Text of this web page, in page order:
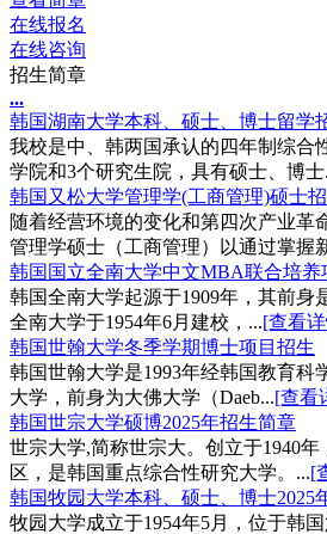
在线报名
在线咨询
招生简章
...
韩国湖南大学本科、硕士、博士留学
我校是中、韩两国承认的四年制综合
学院和3个研究生院，具有硕士、博士
韩国又松大学管理学(工商管理)硕士
随着经营环境的变化和第四次产业革
管理学硕士（工商管理）以通过掌握
韩国国立全南大学中文MBA联合培养
韩国全南大学起源于1909年，其前身
全南大学于1954年6月建校，...[查看
韩国世翰大学冬季学期博士项目招生
韩国世翰大学是1993年经韩国教育科
大学，前身为大佛大学（Daeb...[查看
韩国世宗大学硕博2025年招生简章
世宗大学,简称世宗大。创立于1940
区，是韩国重点综合性研究大学。...[
韩国牧园大学本科、硕士、博士2025
牧园大学成立于1954年5月，位于韩